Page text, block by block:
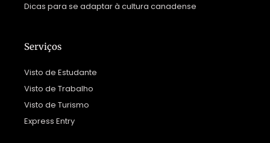
Dicas para se adaptar à cultura canadense
Serviços
Visto de Estudante
Visto de Trabalho
Visto de Turismo
Express Entry